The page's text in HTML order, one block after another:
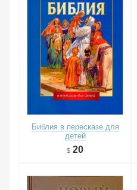
Библия в пересказе для
детей
20